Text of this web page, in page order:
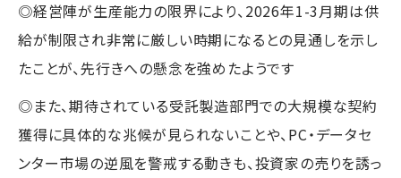
◎経営陣が生産能力の限界により、2026年1-3月期は供
給が制限され非常に厳しい時期になるとの見通しを示し
たことが、先行きへの懸念を強めたようです
◎また、期待されている受託製造部門での大規模な契約
獲得に具体的な兆候が見られないことや、PC・データセ
ンター市場の逆風を警戒する動きも、投資家の売りを誘っ